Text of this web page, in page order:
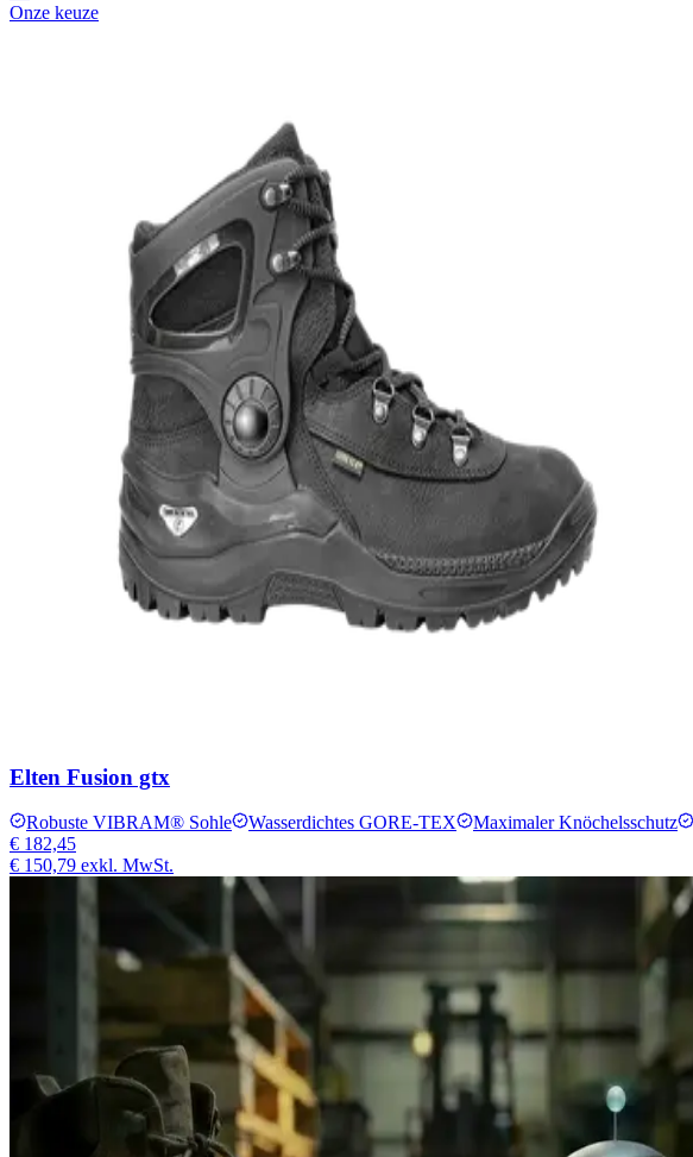
Onze keuze
Elten Fusion gtx
Robuste VIBRAM® Sohle Wasserdichtes GORE-TEX Maximaler Knöchelsschutz
€ 182,45
€ 150,79 exkl. MwSt.